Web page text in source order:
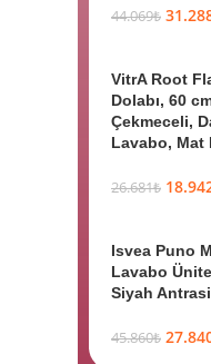
44.069₺
VitrA Root
Dolabı, 60
Çekmeceli,
Lavabo, Mat
26.681₺
Isvea Puno
Lavabo
Siyah
45.860₺